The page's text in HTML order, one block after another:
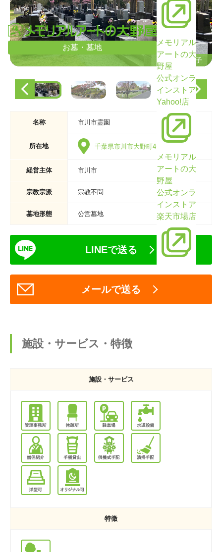
お墓・墓地
メモリアル
アートの大
野屋
公式オンラ
インストア
Yahoo!店
メモリアル
アートの大
野屋
公式オンラ
インストア
楽天市場店
墓域の様子
墓域の様子
名称 市川市霊園
所在地 千葉県市川市大野町4-2481
経営主体 市川市
宗教宗派 宗教不問
墓地形態 公営墓地
LINEで送る
メールで送る
施設・サービス・特徴
施設・サービス
特徴